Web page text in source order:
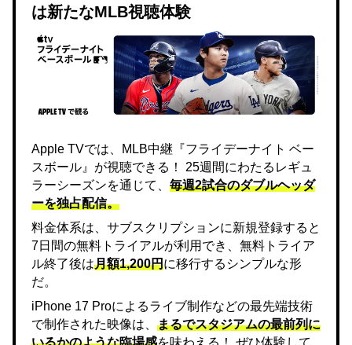
は新たなMLB視聴体験
Apple TVでは、MLB中継『フライデーナイト ベー
スボール』が視聴できる！ 25週間にわたるレギュ
ラーシーズンを通じて、 毎週2試合のダブルヘッダ
ーを独占配信。
料金体系は、サブスクリプションに新規登録すると
7日間の無料トライアルが利用でき、無料トライア
ル終了後は月額1,200円に移行するシンプルな形
だ。
iPhone 17 Proによるライブ制作などの最先端技術
で制作された映像は、 まるでスタジアムの最前列に
いるかのような臨場感を味わえる！ ぜひ体験して